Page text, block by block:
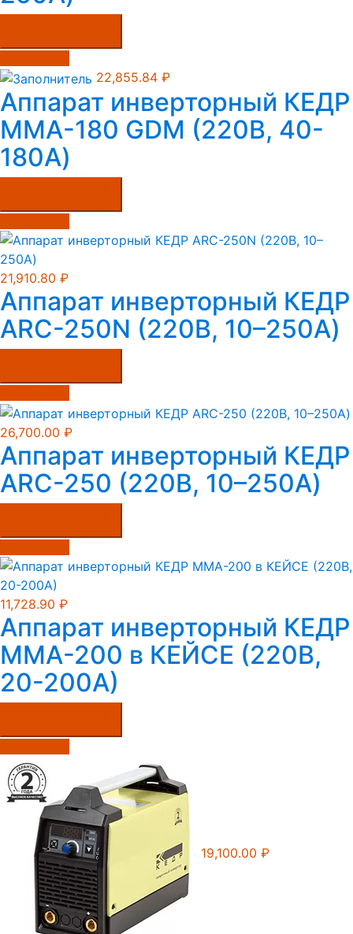
22,855.84 ₽
Аппарат инверторный КЕДР
MMA-180 GDM (220В, 40-
180А)
21,910.80 ₽
Аппарат инверторный КЕДР
ARC-250N (220В, 10–250А)
26,700.00 ₽
Аппарат инверторный КЕДР
ARC-250 (220В, 10–250А)
11,728.90 ₽
Аппарат инверторный КЕДР
MMA-200 в КЕЙСЕ (220B,
20-200А)
19,100.00 ₽